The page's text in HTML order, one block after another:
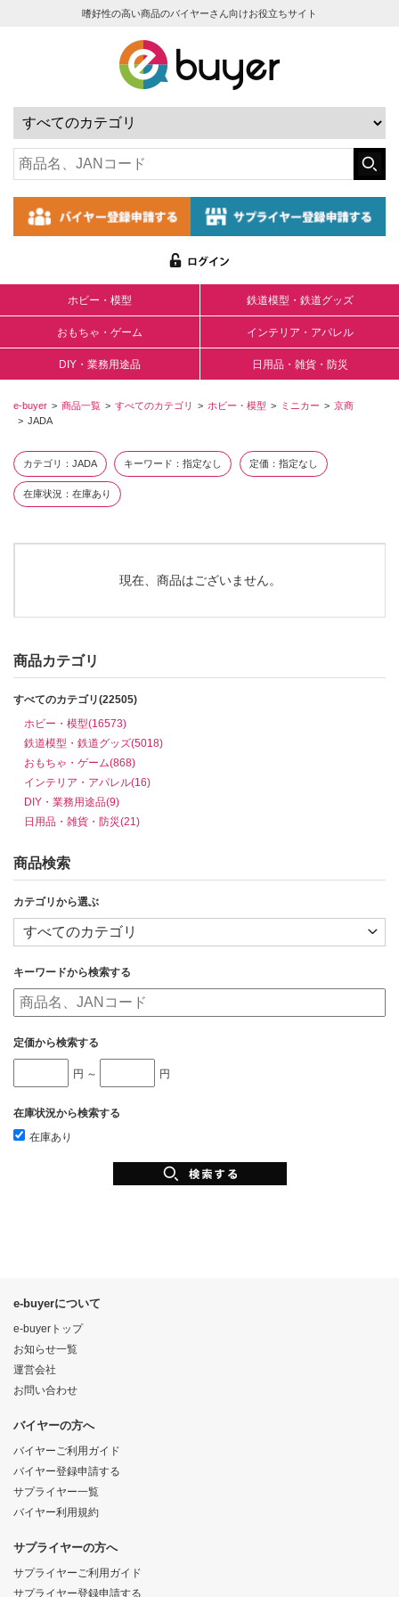
嗜好性の高い商品のバイヤーさん向けお役立ちサイト
ホビー・模型 鉄道模型・鉄道グッズ
おもちゃ・ゲーム インテリア・アパレル
DIY・業務用途品 日用品・雑貨・防災
e-buyer 商品一覧 すべてのカテゴリ ホビー・模型 ミニカー
京商
JADA
カテゴリ JADA キーワード 指定なし 定価 指定なし
在庫状況 在庫あり
現在、商品はございません。
商品カテゴリ
すべてのカテゴリ(22505)
ホビー・模型(16573)
鉄道模型・鉄道グッズ(5018)
おもちゃ・ゲーム(868)
インテリア・アパレル(16)
DIY・業務用途品(9)
日用品・雑貨・防災(21)
商品検索
カテゴリから選ぶ
キーワードから検索する
定価から検索する
円 ～ 円
在庫状況から検索する
在庫あり
e-buyerについて
e-buyerトップ
お知らせ一覧
運営会社
お問い合わせ
バイヤーの方へ
バイヤーご利用ガイド
バイヤー登録申請する
サプライヤー一覧
バイヤー利用規約
サプライヤーの方へ
サプライヤーご利用ガイド
サプライヤー登録申請する